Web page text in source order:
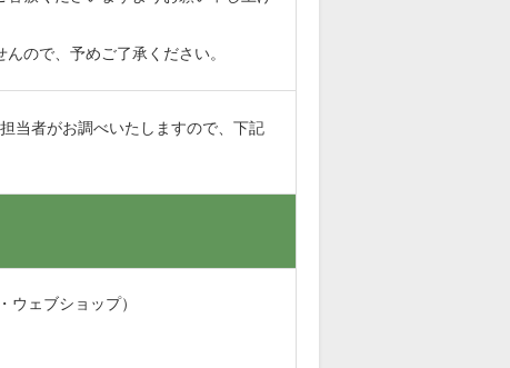
ので、予めご了承ください。
当者がお調べいたしますので、下記
ウェブショップ）